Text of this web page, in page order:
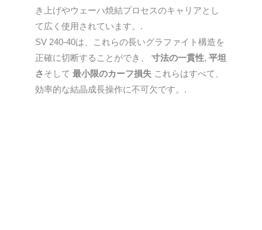
き上げやウェーハ焼結プロセスのキャリアとし
て広く使用されています。.
SV 240-40は、これらの長いグラファイト構造を
正確に切断することができ、 寸法の一貫性, 平坦
さそして 最小限のカーフ損失 これらはすべて、
効率的な結晶成長操作に不可欠です。.